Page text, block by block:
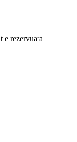
rezervuara